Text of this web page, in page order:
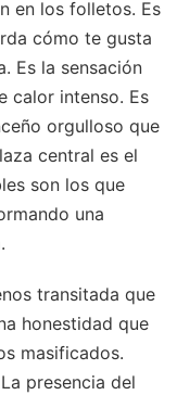
en los folletos. Es
cómo te gusta
Es la sensación
calor intenso. Es
orgulloso que
central es el
son los que
una
transitada que
honestidad que
masificados.
presencia del